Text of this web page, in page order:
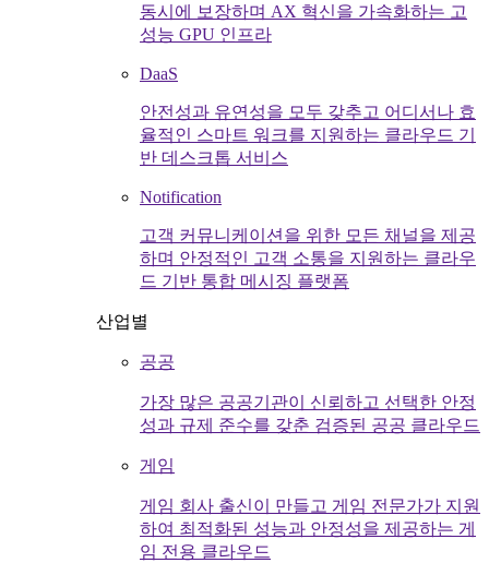
동시에 보장하며 AX 혁신을 가속화하는 고
성능 GPU 인프라
DaaS
안전성과 유연성을 모두 갖추고 어디서나 효
율적인 스마트 워크를 지원하는 클라우드 기
반 데스크톱 서비스
Notification
고객 커뮤니케이션을 위한 모든 채널을 제공
하며 안정적인 고객 소통을 지원하는 클라우
드 기반 통합 메시징 플랫폼
산업별
공공
가장 많은 공공기관이 신뢰하고 선택한 안정
성과 규제 준수를 갖춘 검증된 공공 클라우드
게임
게임 회사 출신이 만들고 게임 전문가가 지원
하여 최적화된 성능과 안정성을 제공하는 게
임 전용 클라우드